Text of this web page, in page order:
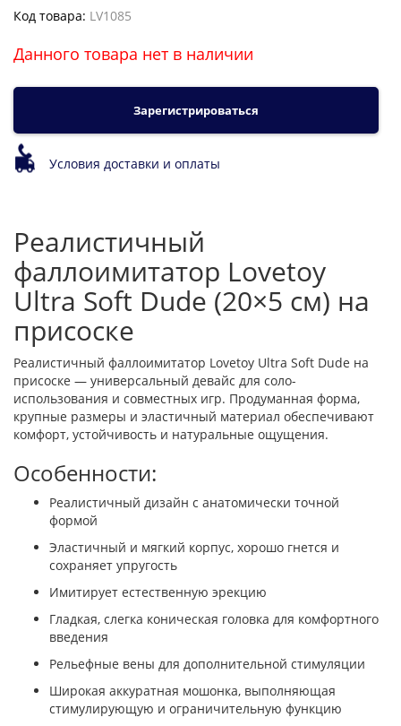
Код товара: LV1085
Данного товара нет в наличии
Зарегистрироваться
Условия доставки и оплаты
Реалистичный
фаллоимитатор Lovetoy
Ultra Soft Dude (20×5 см) на
присоске
Реалистичный фаллоимитатор Lovetoy Ultra Soft Dude на
присоске — универсальный девайс для соло-
использования и совместных игр. Продуманная форма,
крупные размеры и эластичный материал обеспечивают
комфорт, устойчивость и натуральные ощущения.
Особенности:
Реалистичный дизайн с анатомически точной
формой
Эластичный и мягкий корпус, хорошо гнется и
сохраняет упругость
Имитирует естественную эрекцию
Гладкая, слегка коническая головка для комфортного
введения
Рельефные вены для дополнительной стимуляции
Широкая аккуратная мошонка, выполняющая
стимулирующую и ограничительную функцию